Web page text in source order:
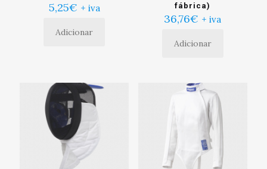
5,25€ + iva
Adicionar
fábrica)
36,76€ + iva
Adicionar